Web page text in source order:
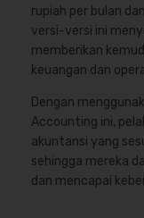
rupiah per bulan
versi-versi ini
memberikan
keuangan dan
Dengan
Accounting ini,
akuntansi yang
sehingga mereka
dan mencapai